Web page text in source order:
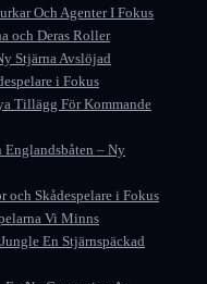
Och Agenter I Fokus
och Deras Roller
Stjärna Avslöjad
i Fokus
Tillägg För Kommande
– Ny
Skådespelare i Fokus
Vi Minns
En Stjärnspäckad